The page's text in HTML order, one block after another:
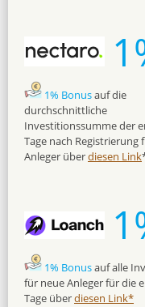
1% Bonusauf die
durchschnittliche
Investitionssumme der
Tage nach Registrierung
Anleger überdiesen Link
1% Bonusauf alle
für neue Anleger für die
Tage überdiesen Link*